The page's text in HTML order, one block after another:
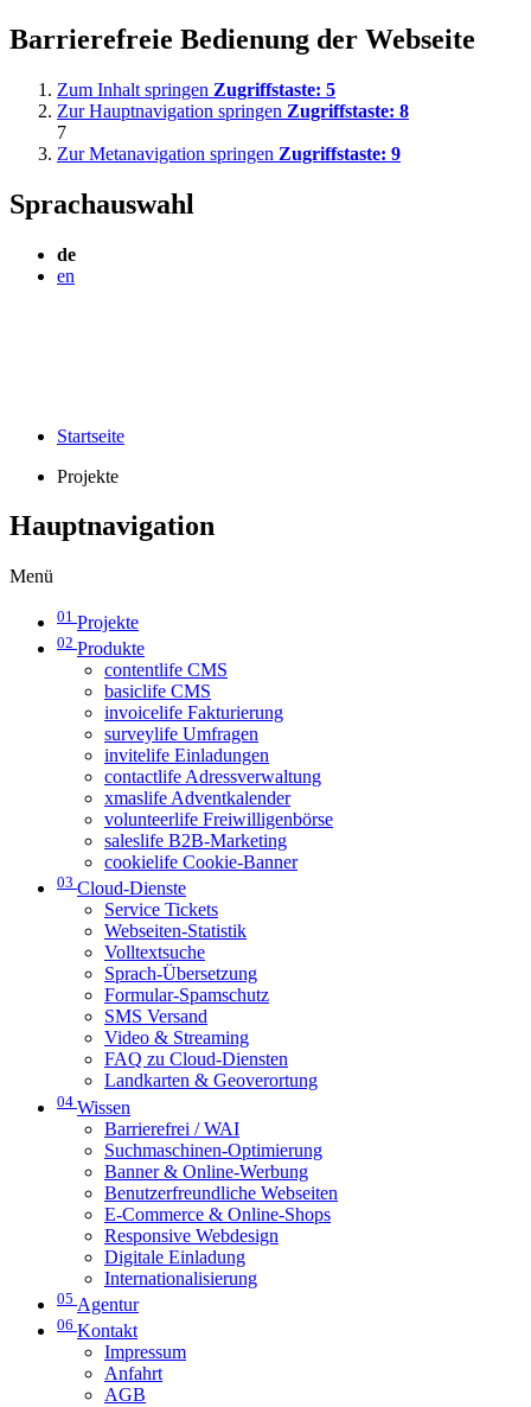
Barrierefreie Bedienung der Webseite
Zum Inhalt springen Zugriffstaste: 5
Zur Hauptnavigation springen Zugriffstaste: 8
7
Zur Metanavigation springen Zugriffstaste: 9
Sprachauswahl
de
en
Startseite
Projekte
Hauptnavigation
Menü
01 Projekte
02 Produkte
contentlife CMS
basiclife CMS
invoicelife Fakturierung
surveylife Umfragen
invitelife Einladungen
contactlife Adressverwaltung
xmaslife Adventkalender
volunteerlife Freiwilligenbörse
saleslife B2B-Marketing
cookielife Cookie-Banner
03 Cloud-Dienste
Service Tickets
Webseiten-Statistik
Volltextsuche
Sprach-Übersetzung
Formular-Spamschutz
SMS Versand
Video & Streaming
FAQ zu Cloud-Diensten
Landkarten & Geoverortung
04 Wissen
Barrierefrei / WAI
Suchmaschinen-Optimierung
Banner & Online-Werbung
Benutzerfreundliche Webseiten
E-Commerce & Online-Shops
Responsive Webdesign
Digitale Einladung
Internationalisierung
05 Agentur
06 Kontakt
Impressum
Anfahrt
AGB